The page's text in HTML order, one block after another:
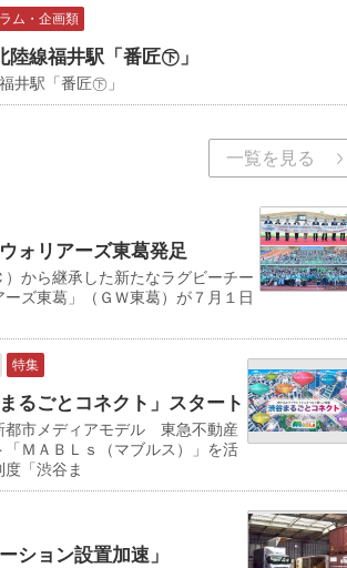
ム・企画類
線福井駅「番匠㊦」
駅「番匠㊦」
一覧を見る
ォリアーズ東葛発足
から継承した新たなラグビーチー
ズ東葛」（ＧＷ東葛）が７月１日
特集
ごとコネクト」スタート
都市メディアモデル 東急不動産
ＭＡＢＬｓ（マブルス）」を活
「渋谷ま
ョン設置加速」